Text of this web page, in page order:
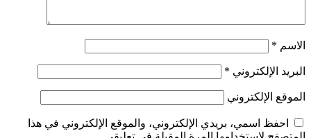
الاسم *
البريد الإلكتروني *
الموقع الإلكتروني
احفظ اسمي، بريدي الإلكتروني، والموقع الإلكتروني في هذا